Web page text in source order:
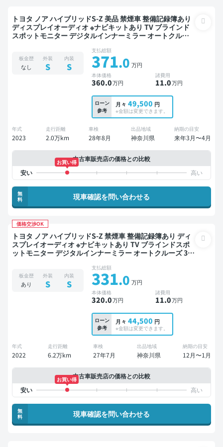
トヨタ ノア ハイブリッドS-Z 美品 禁煙車 整備記録簿あり
ディスプレイオーディオ ※ナビキットあり TV ブラインド
スポットモニター デジタルインナーミラー オートクルー
ニター 全方位カメラ ドライブレコーダー 衝突軽減 両側電
動スライドドア 7人乗り
板金歴
なし
外装
S
内装
S
支払総額
371.0 万円
本体価格
360.0万円
諸費用
11.0万円
ローン
参考
月々 49,500 円
※金額は変更できます。
年式
2023
走行距離
2.0万km
車検
28年8月
出品地域
神奈川県
納期の目安
来年3月〜4月
中古車販売店の価格との比較
お買い得
無
料
現車確認を問い合わせる
価格交渉OK
トヨタ ノア ハイブリッドS-Z 禁煙車 整備記録簿あり ディ
スプレイオーディオ ※ナビキットあり TV ブラインドスポ
ットモニター デジタルインナーミラー オートクルーズ 3列
ライブレコーダー 衝突軽減 両側電動スライドドア 7人乗り
板金歴
あり
外装
S
内装
S
支払総額
331.0 万円
本体価格
320.0万円
諸費用
11.0万円
ローン
参考
月々 44,500 円
※金額は変更できます。
年式
2022
走行距離
6.2万km
車検
27年7月
出品地域
神奈川県
納期の目安
12月〜1月
中古車販売店の価格との比較
お買い得
無
料
現車確認を問い合わせる